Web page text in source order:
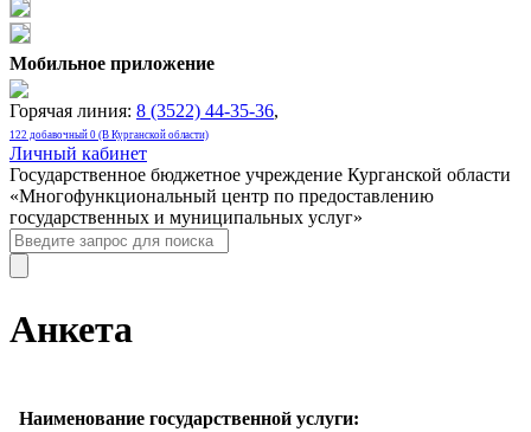
Мобильное приложение
Горячая линия: 8 (3522) 44-35-36,
122 добавочный 0 (В Курганской области)
Личный кабинет
Государственное бюджетное учреждение Курганской области
«Многофункциональный центр по предоставлению
государственных и муниципальных услуг»
Анкета
Наименование государственной услуги: